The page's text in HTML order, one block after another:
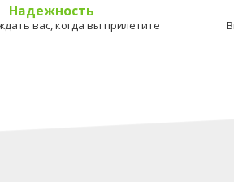
Надежность
вас, когда вы прилетите